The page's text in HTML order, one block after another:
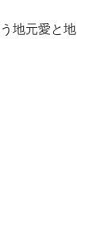
地元愛と地